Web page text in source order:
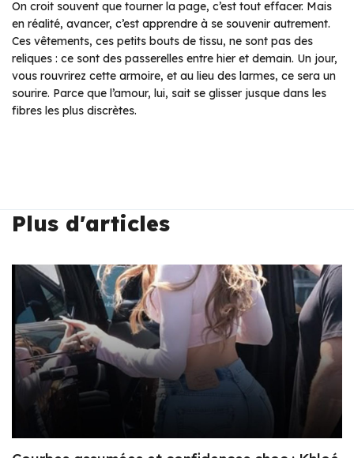
On croit souvent que tourner la page, c’est tout effacer. Mais
en réalité, avancer, c’est apprendre à se souvenir autrement.
Ces vêtements, ces petits bouts de tissu, ne sont pas des
reliques : ce sont des passerelles entre hier et demain. Un jour,
vous rouvrirez cette armoire, et au lieu des larmes, ce sera un
sourire. Parce que l’amour, lui, sait se glisser jusque dans les
fibres les plus discrètes.
Plus d'articles